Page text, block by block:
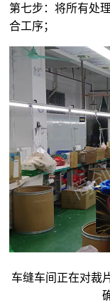
第七步：将所有处
合工序；
车缝车间正在对裁